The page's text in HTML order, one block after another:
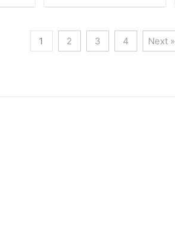
キ
こう♪』を企画しました！
うよ♪企画で、愛知県名古
屋市・昭和小劇場にて劇団
うりんこの『かえるのそら
1 2 3 4 Next »